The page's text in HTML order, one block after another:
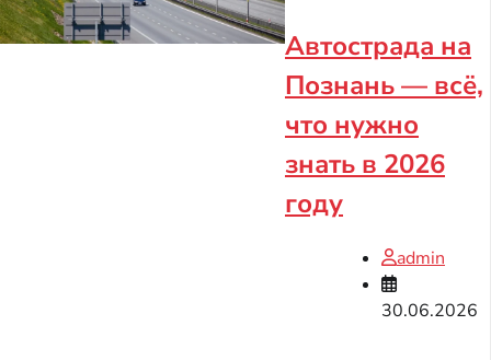
Автострада на
Познань — всё,
что нужно
знать в 2026
году
admin
30.06.2026